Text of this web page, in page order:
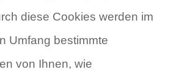
diese Cookies werden im
Umfang bestimmte
von Ihnen, wie